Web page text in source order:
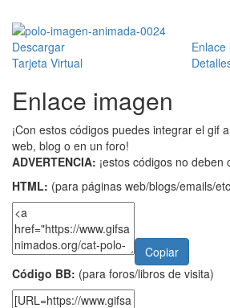
Descargar
Enlace
Tarjeta Virtual
Enlace imagen
¡Con estos códigos puedes integrar el gif
web, blog o en un foro!
ADVERTENCIA: ¡estos códigos no deben
HTML: (para páginas web/blogs/emails/
Copiar
Código BB: (para foros/libros de visita)